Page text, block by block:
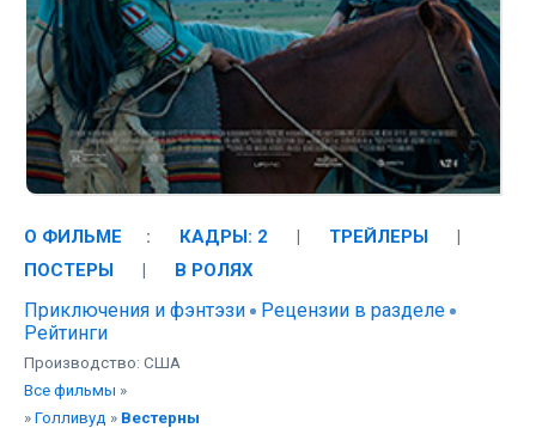
О ФИЛЬМЕ : КАДРЫ: 2 | ТРЕЙЛЕРЫ
|
ПОСТЕРЫ
| В РОЛЯХ
Приключения и фэнтэзи
Рецензии в разделе
Рейтинги
Производство: США
Все фильмы »
» Голливуд » Вестерны